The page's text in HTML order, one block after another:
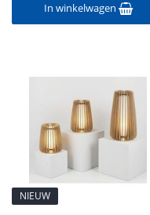
In winkelwagen
NIEUW